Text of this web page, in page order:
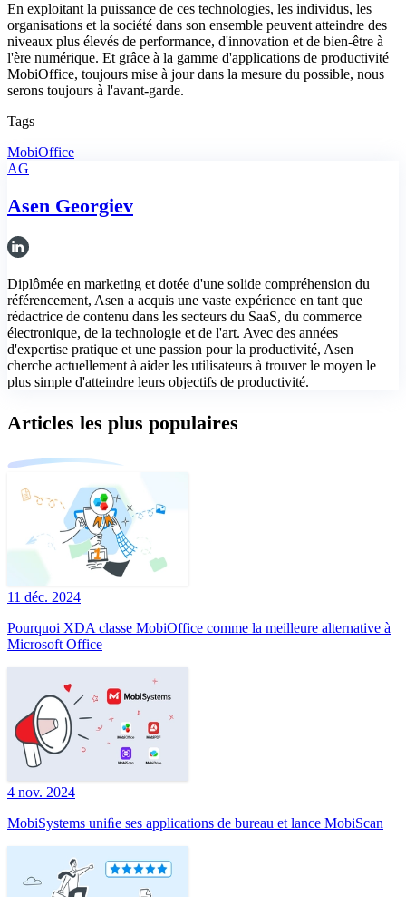
En exploitant la puissance de ces technologies, les individus, les
organisations et la société dans son ensemble peuvent atteindre des
niveaux plus élevés de performance, d'innovation et de bien-être à
l'ère numérique. Et grâce à la gamme d'applications de productivité
MobiOffice, toujours mise à jour dans la mesure du possible, nous
serons toujours à l'avant-garde.
Tags
MobiOffice
AG
Asen Georgiev
Diplômée en marketing et dotée d'une solide compréhension du
référencement, Asen a acquis une vaste expérience en tant que
rédactrice de contenu dans les secteurs du SaaS, du commerce
électronique, de la technologie et de l'art. Avec des années
d'expertise pratique et une passion pour la productivité, Asen
cherche actuellement à aider les utilisateurs à trouver le moyen le
plus simple d'atteindre leurs objectifs de productivité.
Articles les plus populaires
11 déc. 2024
Pourquoi XDA classe MobiOffice comme la meilleure alternative à
Microsoft Office
4 nov. 2024
MobiSystems uniﬁe ses applications de bureau et lance MobiScan